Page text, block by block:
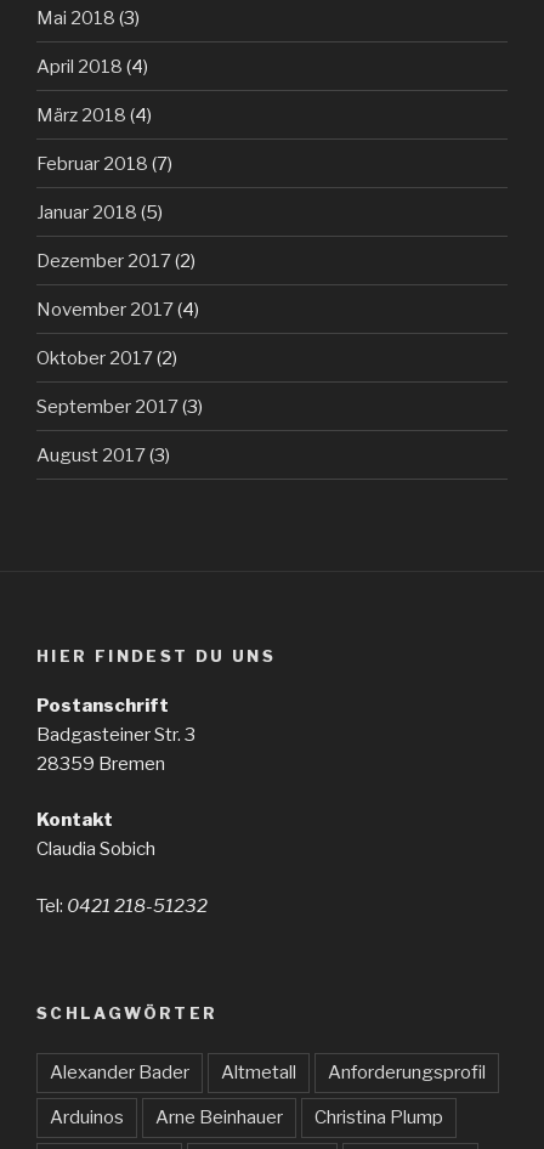
Mai 2018 (3)
April 2018 (4)
März 2018 (4)
Februar 2018 (7)
Januar 2018 (5)
Dezember 2017(2)
November 2017(4)
Oktober 2017(2)
September 2017(3)
August 2017(3)
HIER FINDEST DU UNS
Postanschrift
Badgasteiner Str. 3
28359 Bremen
Kontakt
Claudia Sobich
Tel: 0421 218-51232
SCHLAGWÖRTER
Alexander Bader Altmetall Anforderungsprofil
Arduinos Arne Beinhauer Christina Plump